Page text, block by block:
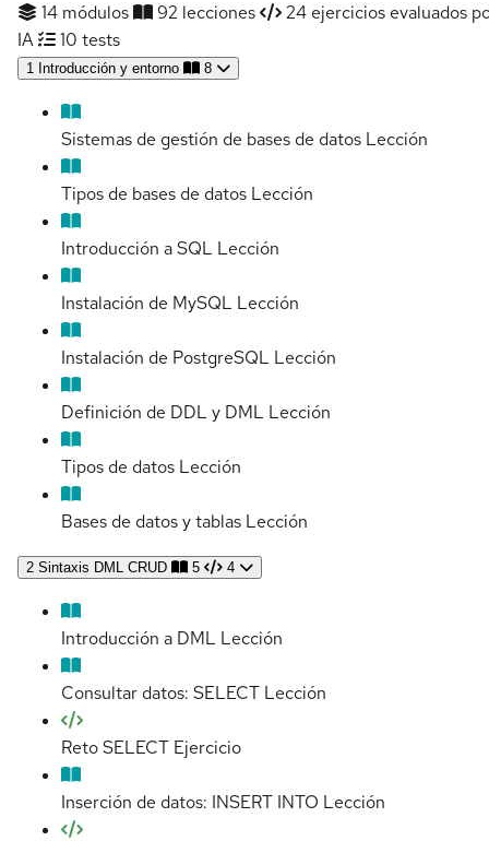
14 módulos
92 lecciones
24 ejercicios evaluados
IA
10 tests
1 Introducción y entorno 8
Sistemas de gestión de bases de datos Lección
Tipos de bases de datos Lección
Introducción a SQL Lección
Instalación de MySQL Lección
Instalación de PostgreSQL Lección
Definición de DDL y DML Lección
Tipos de datos Lección
Bases de datos y tablas Lección
2 Sintaxis DML CRUD 5 4
Introducción a DML Lección
Consultar datos: SELECT Lección
Reto SELECT Ejercicio
Inserción de datos: INSERT INTO Lección